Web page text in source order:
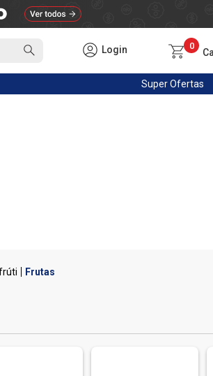
Login 0
SuperOfertas
Frutas